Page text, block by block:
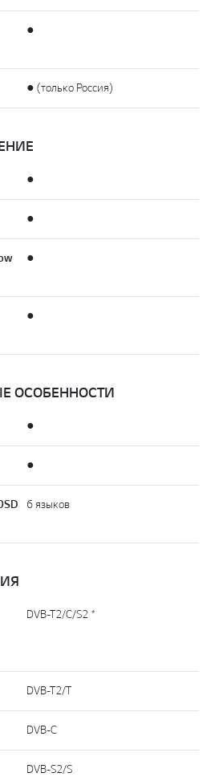
●
● (только Россия)
●
●
●
●
ОСОБЕННОСТИ
●
●
6 языков
DVB-T2/C/S2 *
DVB-T2/T
DVB-C
DVB-S2/S